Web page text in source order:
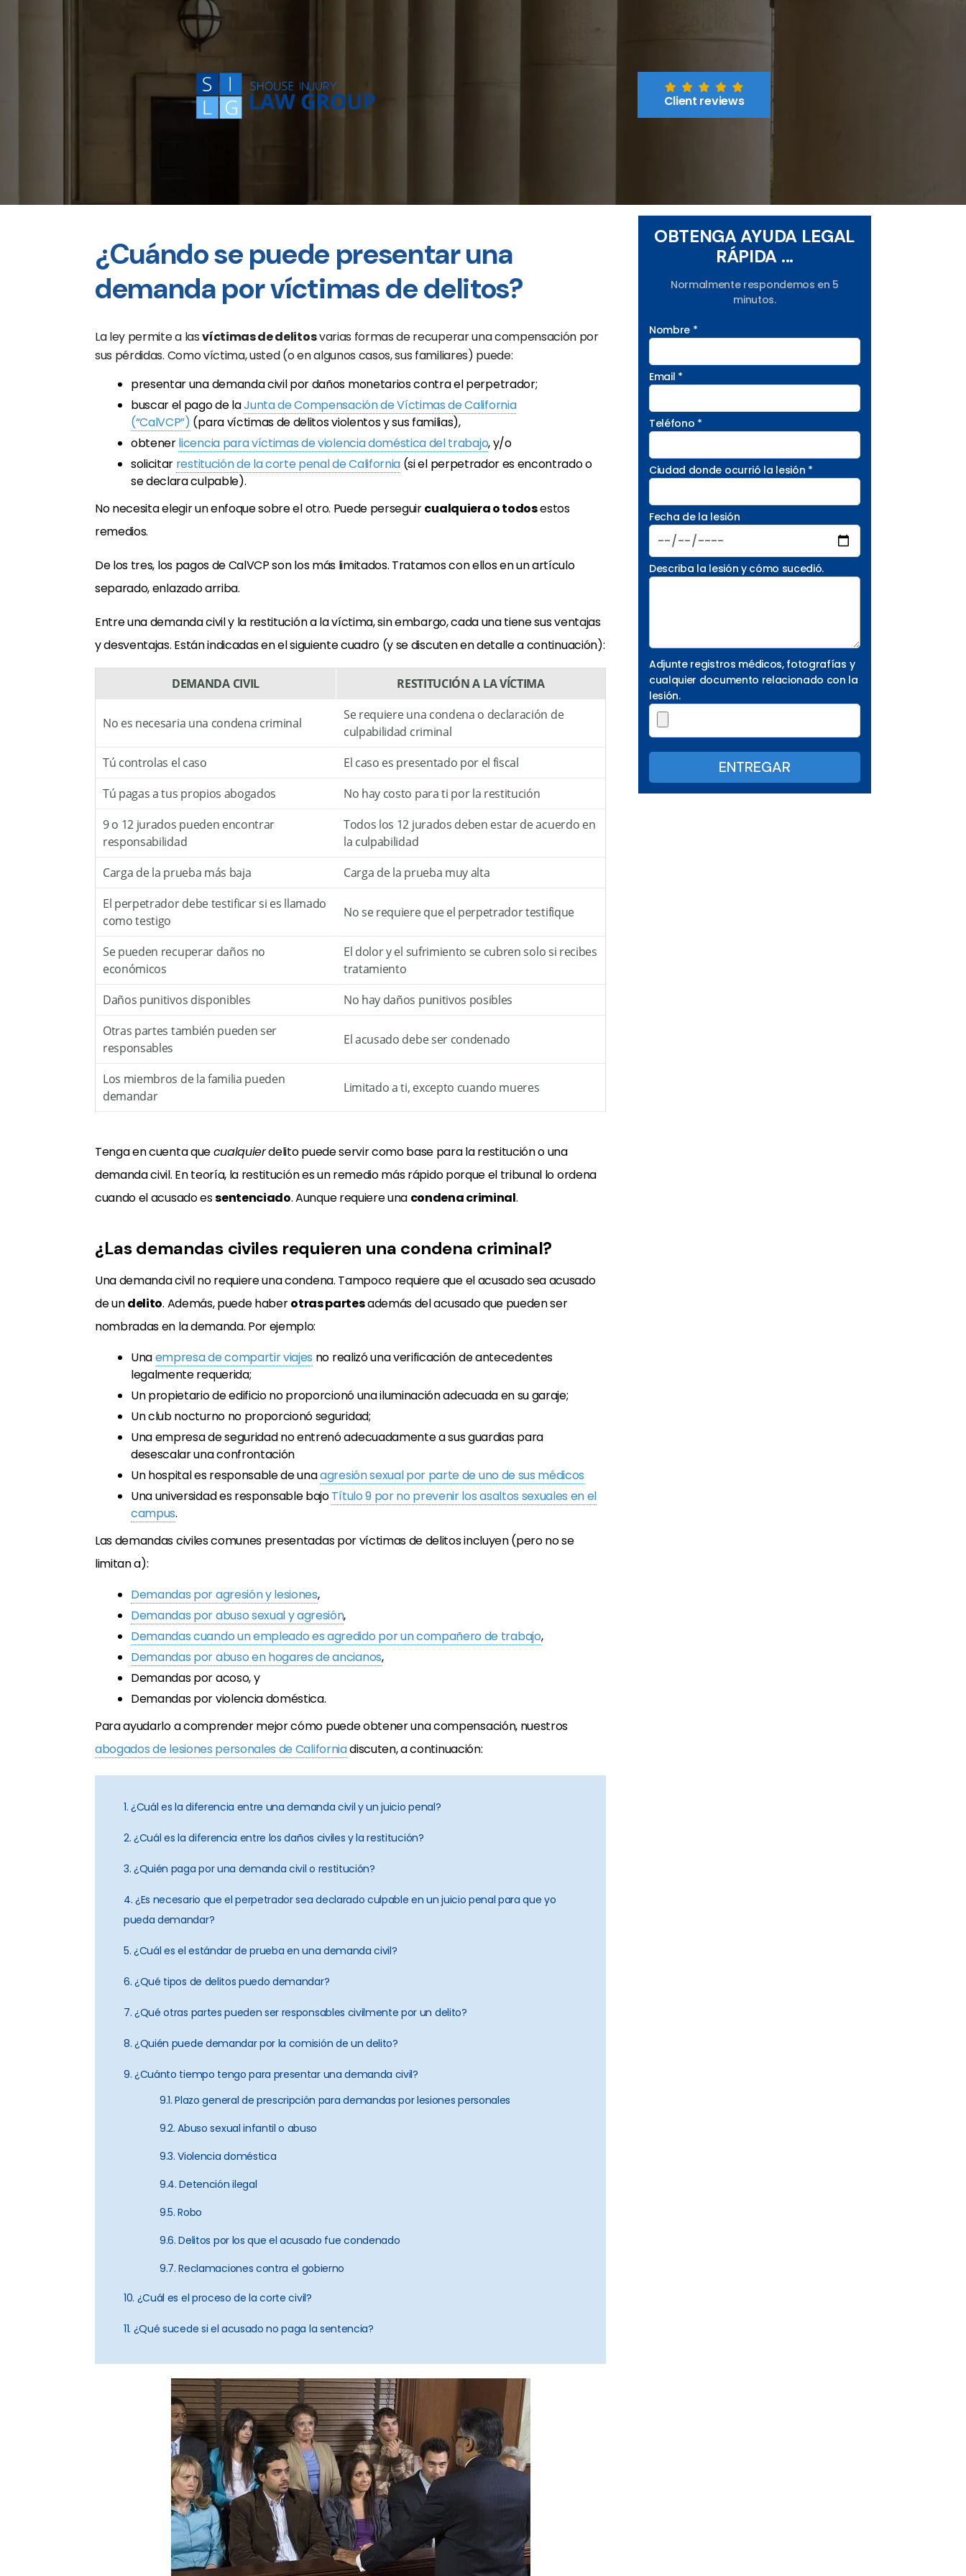
Client reviews
¿Cuándo se puede presentar una
demanda por víctimas de delitos?
La ley permite a lasvíctimas de delitosvarias formas de recuperar una compensación por
sus pérdidas. Como víctima, usted (o en algunos casos, sus familiares) puede:
presentar una demanda civil por daños monetarios contra el perpetrador;
buscar el pago de laJunta de Compensación de Víctimas de California
(“CalVCP”) (para víctimas de delitos violentos y sus familias),
obtenerlicencia para víctimas de violencia doméstica del trabajo, y/o
solicitar restitución de la corte penal de California (si el perpetrador es encontrado o
se declara culpable).
No necesita elegir un enfoque sobre el otro. Puede perseguircualquiera o todosestos
remedios.
De los tres, los pagos de CalVCP son los más limitados. Tratamos con ellos en un artículo
separado, enlazado arriba.
Entre una demanda civil y la restitución a la víctima, sin embargo, cada una tiene sus ventajas
y desventajas. Están indicadas en el siguiente cuadro (y se discuten en detalle a continuación):
DEMANDA CIVIL RESTITUCIÓN A LA VÍCTIMA
No es necesaria una condena criminal
Se requiere una condena o declaración de
culpabilidad criminal
Tú controlas el caso
El caso es presentado por el fiscal
Tú pagas a tus propios abogados
No hay costo para ti por la restitución
9 o 12 jurados pueden encontrar
responsabilidad
Todos los 12 jurados deben estar de acuerdo en
la culpabilidad
Carga de la prueba más baja
Carga de la prueba muy alta
El perpetrador debe testificar si es llamado
como testigo
No se requiere que el perpetrador testifique
Se pueden recuperar daños no
económicos
El dolor y el sufrimiento se cubren solo si recibes
tratamiento
Daños punitivos disponibles
No hay daños punitivos posibles
Otras partes también pueden ser
responsables
El acusado debe ser condenado
Los miembros de la familia pueden
demandar
Limitado a ti, excepto cuando mueres
Tenga en cuenta quecualquierdelito puede servir como base para la restitución o una
demanda civil. En teoría, la restitución es un remedio más rápido porque el tribunal lo ordena
cuando el acusado essentenciado. Aunque requiere una condena criminal.
¿Las demandas civiles requieren una condena criminal?
Una demanda civil no requiere una condena. Tampoco requiere que el acusado sea acusado
de undelito. Además, puede haberotras partesademás del acusado que pueden ser
nombradas en la demanda. Por ejemplo:
Unaempresa de compartir viajes no realizó una verificación de antecedentes
legalmente requerida;
Un propietario de edificio no proporcionó una iluminación adecuada en su garaje;
Un club nocturno no proporcionó seguridad;
Una empresa de seguridad no entrenó adecuadamente a sus guardias para
desescalarunaconfrontación
Un hospital es responsable de unaagresión sexual por parte de uno de sus médicos
Una universidad es responsable bajoTítulo 9 por no prevenir los asaltos sexuales en el
campus.
Las demandas civiles comunes presentadas por víctimas de delitos incluyen (pero no se
limitan a):
Demandas por agresión y lesiones,
Demandas por abuso sexual y agresión,
Demandas cuando un empleado es agredido por un compañero de trabajo,
Demandas por abuso en hogares de ancianos,
Demandas por acoso, y
Demandas por violencia doméstica.
Para ayudarlo a comprender mejor cómo puede obtener una compensación, nuestros
abogados de lesiones personales de Californiadiscuten, a continuación:
1. ¿Cuál es la diferencia entre una demanda civil y un juicio penal?
2. ¿Cuál es la diferencia entre los daños civiles y la restitución?
3. ¿Quién paga por una demanda civil o restitución?
4. ¿Es necesario que el perpetrador sea declarado culpable en un juicio penal para que yo
pueda demandar?
5. ¿Cuál es el estándar de prueba en una demanda civil?
6. ¿Qué tipos de delitos puedo demandar?
7. ¿Qué otras partes pueden ser responsables civilmente por un delito?
8. ¿Quién puede demandar por la comisión de un delito?
9. ¿Cuánto tiempo tengo para presentar una demanda civil?
9.1. Plazo general de prescripción para demandas por lesiones personales
9.2. Abuso sexual infantil o abuso
9.3. Violencia doméstica
9.4. Detención ilegal
9.5. Robo
9.6. Delitos por los que el acusado fue condenado
9.7. Reclamaciones contra el gobierno
10. ¿Cuál es el proceso de la corte civil?
11. ¿Qué sucede si el acusado no paga la sentencia?
OBTENGA AYUDA LEGAL
RÁPIDA ...
Normalmente respondemos en 5
minutos.
Nombre *
Email *
Teléfono *
Ciudad donde ocurrió la lesión *
Fecha de la lesión
Describa la lesión y cómo sucedió.
Adjunte registros médicos, fotografías y
cualquier documento relacionado con la
lesión.